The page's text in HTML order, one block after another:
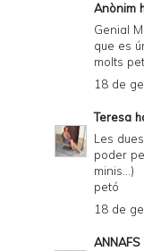
Anònim
Genial
que es
molts
18 de
Teresa
Les
poder
minis...)
petó
18 de
ANNAFS